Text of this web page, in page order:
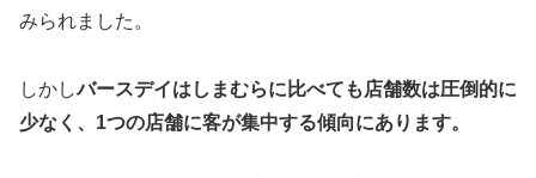
みられました。
しかしバースデイはしまむらに比べても店舗数は圧倒的に
少なく、1つの店舗に客が集中する傾向にあります。